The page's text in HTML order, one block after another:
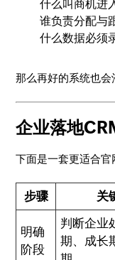
什么叫商机进
谁负责分配与
什么数据必须
那么再好的系统也会
企业落地
下面是一套更适合官
步骤 关
明确
阶段
判断企业
期、成长